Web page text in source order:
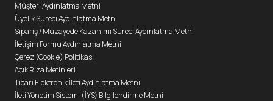
Müşteri Aydınlatma Metni
Üyelik Süreci Aydınlatma Metni
Sipariş / Müzayede Kazanımı Süreci Aydınlatma Metni
İletişim Formu Aydınlatma Metni
Çerez (Cookie) Politikası
Açık Rıza Metinleri
Ticari Elektronik İleti Aydınlatma Metni
İleti Yönetim Sistemi (İYS) Bilgilendirme Metni